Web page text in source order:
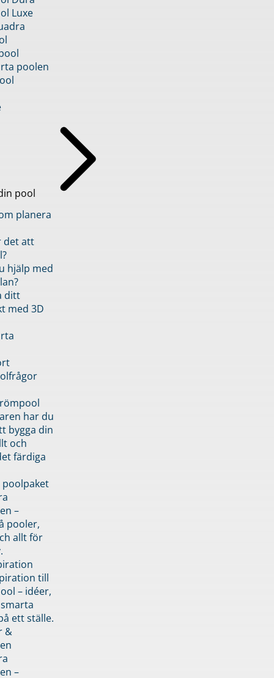
Luxe
poolen
pool
planera
det att
hjälp med
ditt
med 3D
har du
bygga din
och
färdiga
–
pooler,
allt för
till
– idéer,
ett ställe.
&
–